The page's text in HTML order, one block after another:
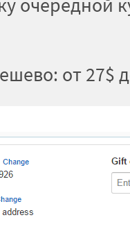
очередной
от